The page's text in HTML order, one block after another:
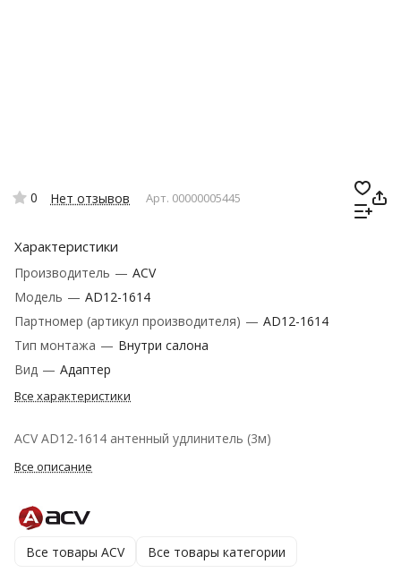
0 Нет отзывов Арт. 00000005445
Характеристики
Производитель — ACV
Модель — AD12-1614
Партномер (артикул производителя) — AD12-1614
Тип монтажа — Внутри салона
Вид — Адаптер
Все характеристики
ACV AD12-1614 антенный удлинитель (3м)
Все описание
Все товары ACV Все товары категории